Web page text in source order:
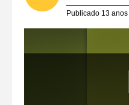
Publicado 13